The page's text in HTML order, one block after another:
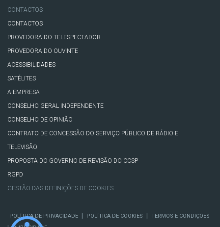
CONTACTOS
CONTACTOS
PROVEDORA DO TELESPECTADOR
PROVEDORA DO OUVINTE
ACESSIBILIDADES
SATÉLITES
A EMPRESA
CONSELHO GERAL INDEPENDENTE
CONSELHO DE OPINIÃO
CONTRATO DE CONCESSÃO DO SERVIÇO PÚBLICO DE RÁDIO E
TELEVISÃO
PROPOSTA DO GOVERNO DE REVISÃO DO CCSP
RGPD
GESTÃO DAS DEFINIÇÕES DE COOKIES
POLÍTICA DE PRIVACIDADE | POLÍTICA DE COOKIES | TERMOS E CONDIÇÕES